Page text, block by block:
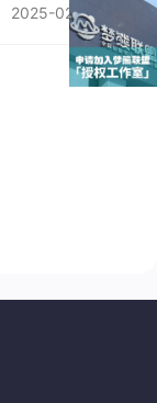
2025-02-19 18:55